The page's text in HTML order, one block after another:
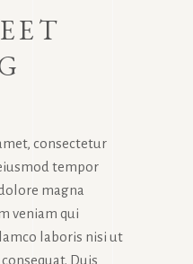
consectetur
tempor
magna
veniam qui
laboris nisi ut
Duis